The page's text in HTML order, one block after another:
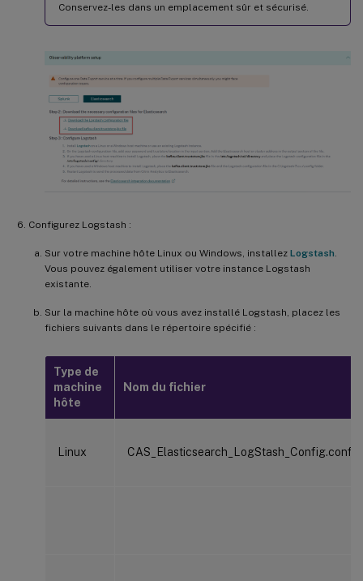
Conservez-les dans un emplacement sûr et sécurisé.
Configurez Logstash :
Sur votre machine hôte Linux ou Windows, installez Logstash.
Vous pouvez également utiliser votre instance Logstash
existante.
Sur la machine hôte où vous avez installé Logstash, placez les
fichiers suivants dans le répertoire spécifié :
Type de
machine
hôte
Nom du fichier
Linux CAS_Elasticsearch_LogStash_Config.config